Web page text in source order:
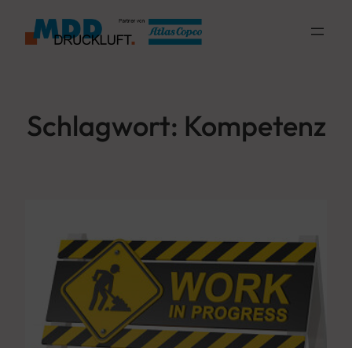
Inhalt
Schlagwort: Kompetenz